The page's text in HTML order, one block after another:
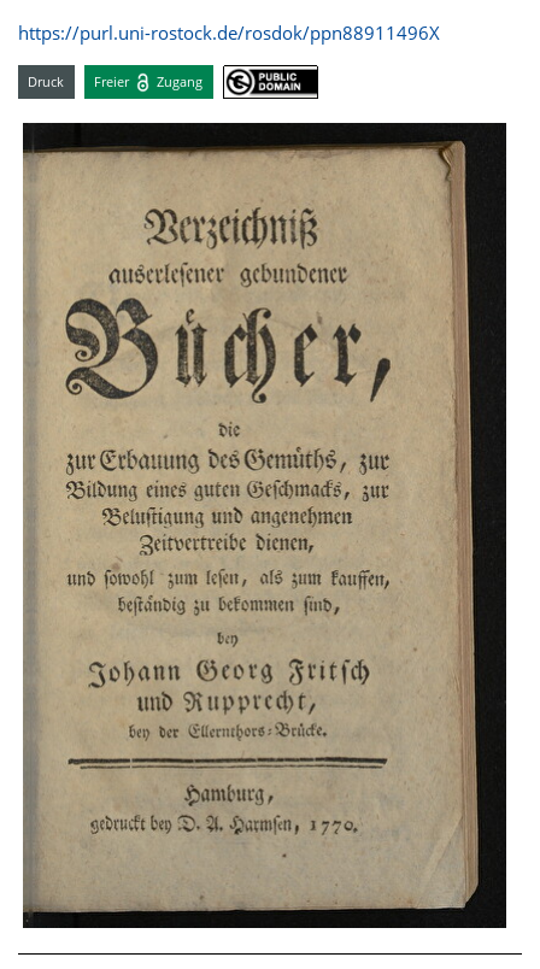
https://purl.uni-rostock.de/rosdok/ppn88911496X
Druck Freier Zugang